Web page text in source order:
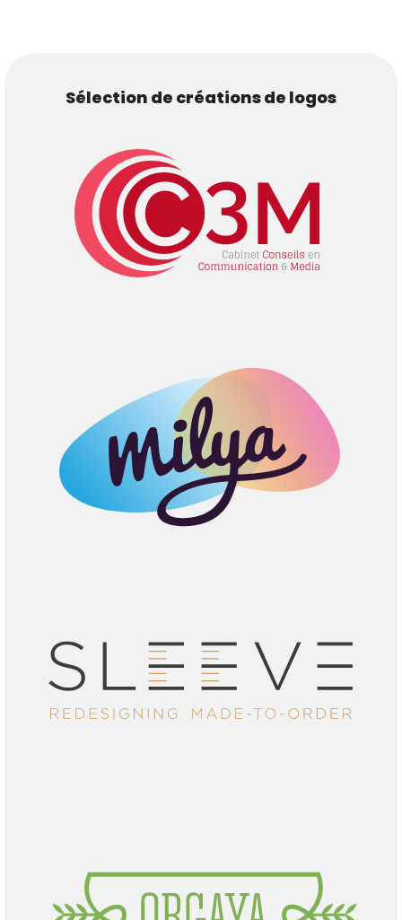
Sélection de créations de logos